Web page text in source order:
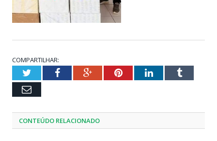
COMPARTILHAR:
TwitterFacebookGoogle+PinterestLinkedInTumblr
Email
CONTEÚDO RELACIONADO